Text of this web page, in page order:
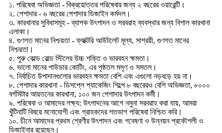
১. পরিষেবা অভিজ্ঞতা - বিক্রয়োত্তর পরিষেবার জন্য ২ বছরের ওয়ারেন্টি।
২. পেশাদার - ৬ বছরের পেশাদার ডিজাইন কর্মদল।
৩. কারখানার সুবিধাসমূহ - ব্যাপক উৎপাদন ও সরবরাহ ব্যবস্থার জন্য বিশাল কারখানা
এলাকা।
৪. গুণগত মানের নিশ্চয়তা - ফ্যাক্টরি আউটলেট মূল্য, সাশ্রয়ী, গুণগত মানের
নিশ্চয়তা।
৫. পুরু কোল্ড রোল্ড স্টিলের উচ্চ শক্তি ও ভারবহন ক্ষমতা।
৬. ভালো মানের পাউডার কোটিং, এর পৃষ্ঠতল মসৃণ ও সমতল।
৭. নির্বাচিত উপাদানগুলোর ভারবহন ক্ষমতা বেশি এবং এগুলো নড়বড়ে হয় না।
৮. পেশাদার কারখানা - ডিসপ্লে প্যাকেজিং শিল্পে ৮ বছরেরও বেশি অভিজ্ঞতা, ৮০০০
বর্গমিটার আয়তনের কারখানা, ১০০ জন পেশাদার উৎপাদন কর্মী।
৯. পরিষেবা ও আমাদের লক্ষ্য: উৎপাদনের আগে নমুনা সরবরাহ করা যায়, আমরা
খুঁটিনাটি বিষয়ে মনোযোগী এবং গ্রাহকদের শতভাগ পরিষেবা নিশ্চিত করি।
১০. চীনে আমাদের প্রথম শ্রেণীর উৎপাদন এবং গবেষণা ও উন্নয়ন প্রকৌশলী ও
ডিজাইনার রয়েছেন।